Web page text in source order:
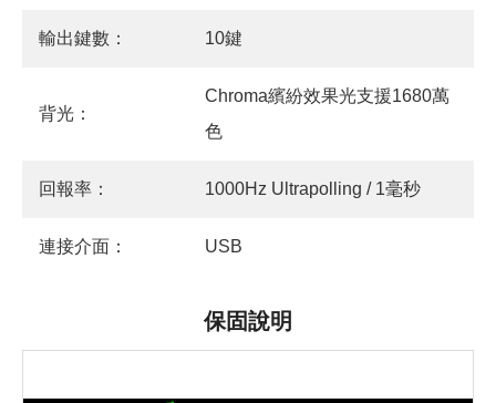
輸出鍵數： 10鍵
背光：
Chroma繽紛效果光支援1680萬
色
回報率： 1000Hz Ultrapolling / 1毫秒
連接介面： USB
保固說明